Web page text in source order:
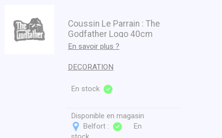
Coussin Le Parrain : The
Godfather Logo 40cm
En savoir plus ?
DECORATION
En stock
Disponible en magasin
Belfort :
En